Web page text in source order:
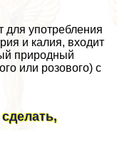
для употрeбления
и калия, входит
природный
или розового) с